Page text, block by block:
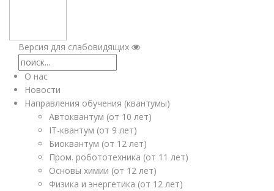
Версия для слабовидящих
О нас
Новости
Направления обучения (квантумы)
Автоквантум (от 10 лет)
IT-квантум (от 9 лет)
Биоквантум (от 12 лет)
Пром. робототехника (от 11 лет)
Основы химии (от 12 лет)
Физика и энергетика (от 12 лет)